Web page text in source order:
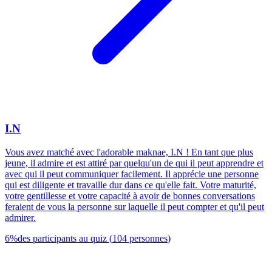
I.N
Vous avez matché avec l'adorable maknae, I.N ! En tant que plus
jeune, il admire et est attiré par quelqu'un de qui il peut apprendre et
avec qui il peut communiquer facilement. Il apprécie une personne
qui est diligente et travaille dur dans ce qu'elle fait. Votre maturité,
votre gentillesse et votre capacité à avoir de bonnes conversations
feraient de vous la personne sur laquelle il peut compter et qu'il peut
admirer.
6%des participants au quiz (104 personnes)